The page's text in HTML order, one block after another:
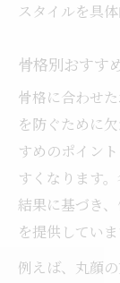
スタイルを具
骨格別おすす
骨格に合わせ
を防ぐために
すめのポイン
すくなります
結果に基づき
を提供していま
例えば、丸顔